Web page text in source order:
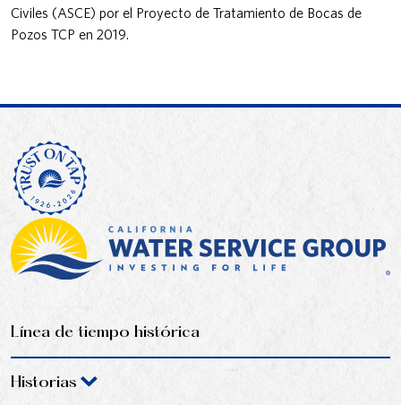
Civiles (ASCE) por el Proyecto de Tratamiento de Bocas de
Pozos TCP en 2019.
Línea de tiempo histórica
Historias